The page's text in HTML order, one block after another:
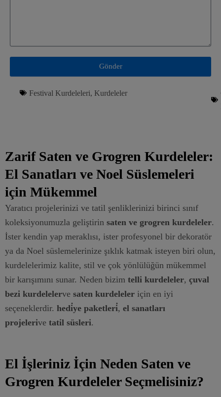
Gönder
Festival Kurdeleleri, Kurdeleler
Zarif Saten ve Grogren Kurdeleler:
El Sanatları ve Noel Süslemeleri
için Mükemmel
Yaratıcı projelerinizi ve tatil şenliklerinizi birinci sınıf
koleksiyonumuzla geliştirin saten ve grogren kurdeleler.
İster kendin yap meraklısı, ister profesyonel bir dekoratör
ya da Noel süslemelerinize şıklık katmak isteyen biri olun,
kurdelelerimiz kalite, stil ve çok yönlülüğün mükemmel
bir karışımını sunar. Neden bizim telli kurdeleler, çuval
bezi kurdelelerve saten kurdeleler için en iyi
seçeneklerdir. hedi̇ye paketleri̇, el sanatları
projelerive tatil süsleri.
El İşleriniz İçin Neden Saten ve
Grogren Kurdeleler Seçmelisiniz?